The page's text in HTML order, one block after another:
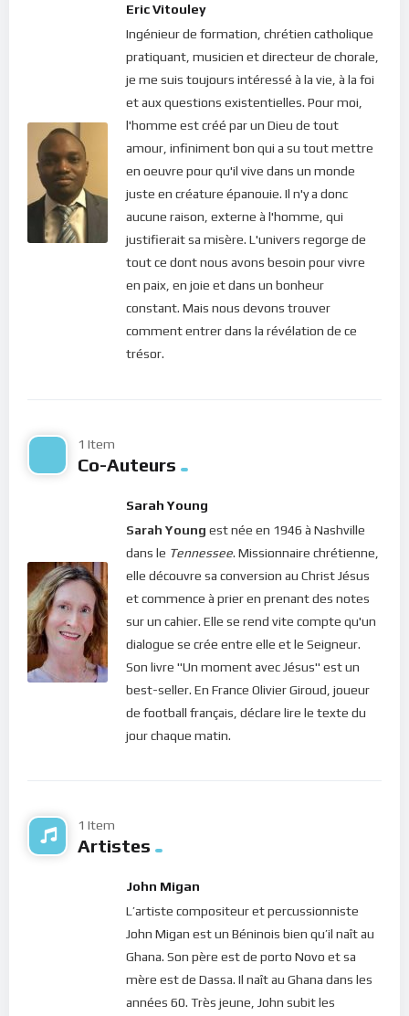
dures conditions pour nous. Et vers la fin de sa mission,
lorsqu’il était poursuivi et assailli par les scribes et les
pharisiens, livré aux mains des Romains, le Christ s’est encore
fait tout petit. Saint Paul déclare : “Il s’est dépouillé de lui-
même en prenant une condition de serviteur, en devenant
semblable aux êtres humains.” (Philippiens 2, 7). Voilà la
manifestation de l’amour ! Voilà le sacrifice qu’il a fallu pour
que le monde soit transformé par la Lumière.
Aujourd’hui, le Seigneur nous rappelle encore ce sacrifice
consenti pour que chacun de nous ait la vie sauve. Dieu a
toujours voulu que sa gloire vienne jusqu’à nous, ses brebis. Il
nous dit donc qu’en sa présence, nous sentons de plus près
la lumière de la connaissance de ma gloire
“, déclare-t-il. Le Christ ne nous demande
rien de bien difficile : simplement s’ouvrir à sa présence, afin
nous qu’il s’est fait tout petit pour que nous devenions riche
de son amour. Cette prise de conscience nous amènera donc à
pleinement en nous !
Pour vous inscrire directement aux publications, veuillez
cliquer ici : [newsletter_button id=2 label=”S’abonner”
design=”twitter”]
Si vous voulez vous inscrire sur le site (afin d’être en mesure
de poster des commentaires) et pour les publications,
veuillez cliquer ici :Inscription
Eric Vitouley
Ingénieur de formation, chrétien catholique
pratiquant, musicien et directeur de chorale,
je me suis toujours intéressé à la vie, à la foi
et aux questions existentielles. Pour moi,
l'homme est créé par un Dieu de tout
amour, infiniment bon qui a su tout mettre
en oeuvre pour qu'il vive dans un monde
juste en créature épanouie. Il n'y a donc
aucune raison, externe à l'homme, qui
justifierait sa misère. L'univers regorge de
tout ce dont nous avons besoin pour vivre
en paix, en joie et dans un bonheur
constant. Mais nous devons trouver
comment entrer dans la révélation de ce
trésor.
1 Item
Co-Auteurs
Sarah Young
Sarah Young est née en 1946 à Nashville
dans le Tennessee. Missionnaire chrétienne,
elle découvre sa conversion au Christ Jésus
et commence à prier en prenant des notes
sur un cahier. Elle se rend vite compte qu'un
dialogue se crée entre elle et le Seigneur.
Son livre "Un moment avec Jésus" est un
best-seller. En France Olivier Giroud, joueur
de football français, déclare lire le texte du
jour chaque matin.
1 Item
Artistes
John Migan
L’artiste compositeur et percussionniste
John Migan est un Béninois bien qu’il naît au
Ghana. Son père est de porto Novo et sa
mère est de Dassa. Il naît au Ghana dans les
années 60. Très jeune, John subit les